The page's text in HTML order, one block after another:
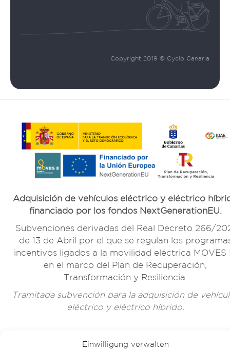
Einwilligung verwalten
Copyright 2019 © Cyclo Canaria
Adquisición de vehículos eléctrico y eléctrico
financiado por los fondos NextGenerationEU.
Subvenciones derivadas del Real Decreto 266/
de 13 de Abril por el que se regulan los
incentivos ligados a la movilidad eléctrica MOVES
en el marco del Plan de Recuperación,
Transformación y Resiliencia.
Tramitada subvención para la adquisición de
eléctrico y eléctrico híbrido.